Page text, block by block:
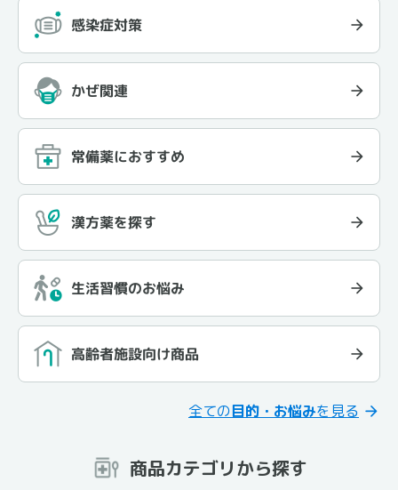
感染症対策
かぜ関連
常備薬におすすめ
漢方薬を探す
生活習慣のお悩み
高齢者施設向け商品
全ての目的・お悩みを見る
商品カテゴリから探す